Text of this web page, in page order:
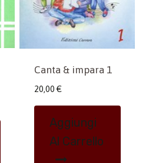
Canta & impara 1
20,00 €
Aggiungi
Al Carrello